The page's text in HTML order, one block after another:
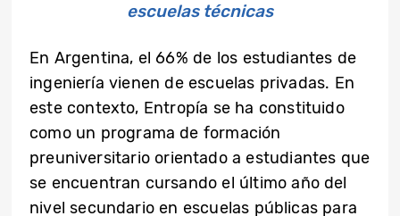
escuelas técnicas
En Argentina, el 66% de los estudiantes de
ingeniería vienen de escuelas privadas. En
este contexto, Entropía se ha constituido
como un programa de formación
preuniversitario orientado a estudiantes que
se encuentran cursando el último año del
nivel secundario en escuelas públicas para